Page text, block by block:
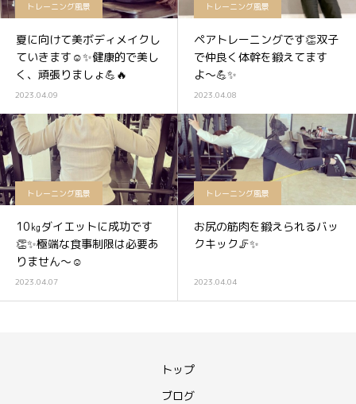
トレーニング風景
夏に向けて美ボディメイクし
ていきます☺️✨健康的で美し
く、頑張りましょ💪🔥
2023.04.09
トレーニング風景
ペアトレーニングです👏双子
で仲良く体幹を鍛えてます
よ〜💪✨
2023.04.08
トレーニング風景
10㎏ダイエットに成功です
👏✨極端な食事制限は必要あ
りません〜☺️
2023.04.07
トレーニング風景
お尻の筋肉を鍛えられるバッ
クキック🦵✨
2023.04.04
トップ
ブログ